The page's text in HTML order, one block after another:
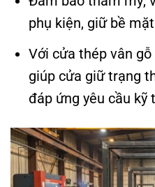
phụ kiện, giữ bề
Với cửa thép vân
giúp cửa giữ trạng
đáp ứng yêu cầu kỹ